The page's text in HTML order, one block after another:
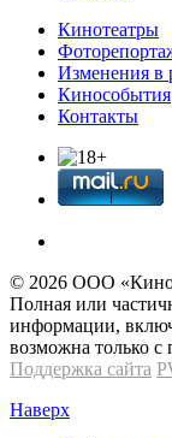
Кинотеатры
Изменения в
Кинособытия
Контакты
© 2026 OOО
Полная или
информации,
возможна только с
Поддержка сайта
Наверх